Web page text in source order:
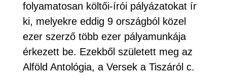
folyamatosan költői-írói pályázatokat ír
ki, melyekre eddig 9 országból közel
ezer szerző több ezer pályamunkája
érkezett be. Ezekből született meg az
Alföld Antológia, a Versek a Tiszáról c.